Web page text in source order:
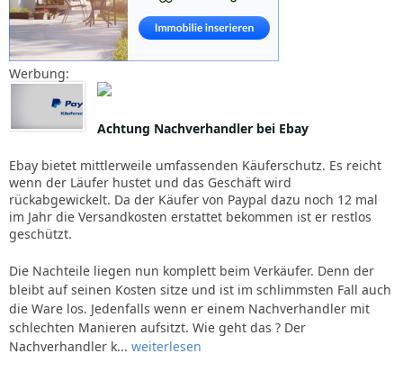
Werbung:
Achtung Nachverhandler bei Ebay
Ebay bietet mittlerweile umfassenden Käuferschutz. Es reicht
wenn der Läufer hustet und das Geschäft wird
rückabgewickelt. Da der Käufer von Paypal dazu noch 12 mal
im Jahr die Versandkosten erstattet bekommen ist er restlos
geschützt.
Die Nachteile liegen nun komplett beim Verkäufer. Denn der
bleibt auf seinen Kosten sitze und ist im schlimmsten Fall auch
die Ware los. Jedenfalls wenn er einem Nachverhandler mit
schlechten Manieren aufsitzt. Wie geht das ? Der
Nachverhandler k... weiterlesen